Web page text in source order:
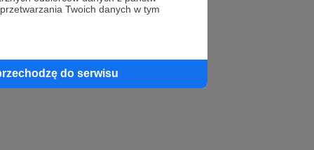
Twoich danych w tym
do serwisu